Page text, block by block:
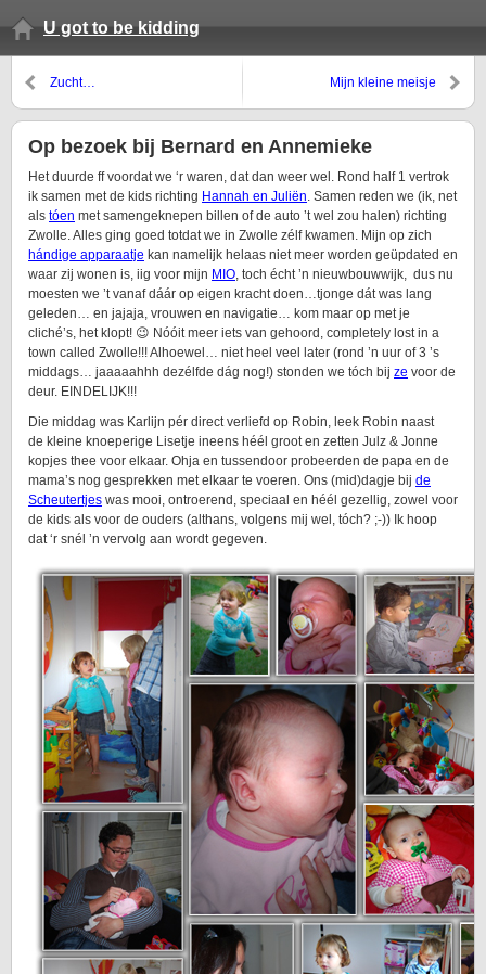
U got to be kidding
Zucht… Mijn kleine meisje
Op bezoek bij Bernard en Annemieke
Het duurde ff voordat we ‘r waren, dat dan weer wel. Rond half 1 vertrok
ik samen met de kids richting Hannah en Juliën. Samen reden we (ik, net
als tóen met samengeknepen billen of de auto ’t wel zou halen) richting
Zwolle. Alles ging goed totdat we in Zwolle zélf kwamen. Mijn op zich
hándige apparaatje kan namelijk helaas niet meer worden geüpdated en
waar zij wonen is, iig voor mijn MIO, toch écht ’n nieuwbouwwijk, dus nu
moesten we ’t vanaf dáár op eigen kracht doen…tjonge dát was lang
geleden… en jajaja, vrouwen en navigatie… kom maar op met je
cliché’s, het klopt! 😉 Nóóit meer iets van gehoord, completely lost in a
town called Zwolle!!! Alhoewel… niet heel veel later (rond ’n uur of 3 ’s
middags… jaaaaahhh dezélfde dág nog!) stonden we tóch bij ze voor de
deur. EINDELIJK!!!
Die middag was Karlijn pér direct verliefd op Robin, leek Robin naast
de kleine knoeperige Lisetje ineens héél groot en zetten Julz & Jonne
kopjes thee voor elkaar. Ohja en tussendoor probeerden de papa en de
mama’s nog gesprekken met elkaar te voeren. Ons (mid)dagje bij de
Scheutertjes was mooi, ontroerend, speciaal en héél gezellig, zowel voor
de kids als voor de ouders (althans, volgens mij wel, tóch? ;-)) Ik hoop
dat ‘r snél ’n vervolg aan wordt gegeven.